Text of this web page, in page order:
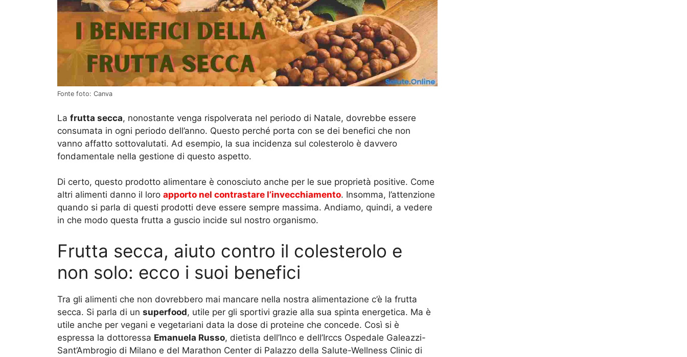
Fonte foto: Canva
La frutta secca, nonostante venga rispolverata nel periodo di Natale, dovrebbe essere
consumata in ogni periodo dell’anno. Questo perché porta con se dei benefici che non
vanno affatto sottovalutati. Ad esempio, la sua incidenza sul colesterolo è davvero
fondamentale nella gestione di questo aspetto.
Di certo, questo prodotto alimentare è conosciuto anche per le sue proprietà positive. Come
altri alimenti danno il loro apporto nel contrastare l’invecchiamento. Insomma, l’attenzione
quando si parla di questi prodotti deve essere sempre massima. Andiamo, quindi, a vedere
in che modo questa frutta a guscio incide sul nostro organismo.
Frutta secca, aiuto contro il colesterolo e
non solo: ecco i suoi benefici
Tra gli alimenti che non dovrebbero mai mancare nella nostra alimentazione c’è la frutta
secca. Si parla di un superfood, utile per gli sportivi grazie alla sua spinta energetica. Ma è
utile anche per vegani e vegetariani data la dose di proteine che concede. Così si è
espressa la dottoressa Emanuela Russo, dietista dell’Inco e dell’Irccs Ospedale Galeazzi-
Sant’Ambrogio di Milano e del Marathon Center di Palazzo della Salute-Wellness Clinic di